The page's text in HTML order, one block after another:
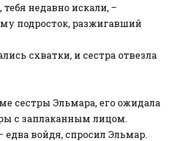
недавно искали, –
подросток, разжигавший
схватки, и сестра отвезла
сестры Эльмара, его ожидала
с заплаканным лицом.
едва войдя, спросил Эльмар.